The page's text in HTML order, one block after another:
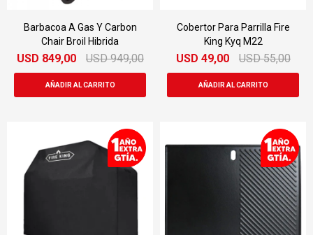
Barbacoa A Gas Y Carbon
Chair Broil Hibrida
USD 849,00 USD 949,00
Cobertor Para Parrilla Fire
King Kyq M22
USD 49,00 USD 55,00